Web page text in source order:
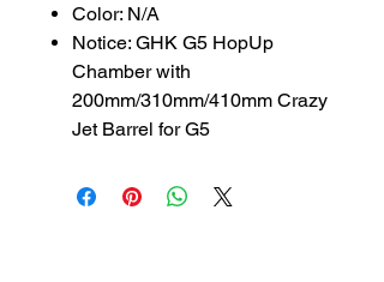
Color: N/A
Notice: GHK G5 HopUp
Chamber with
200mm/310mm/410mm Crazy
Jet Barrel for G5